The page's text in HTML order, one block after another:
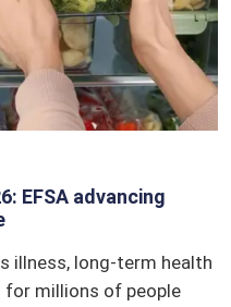
EFSA advancing
illness, long-term health
for millions of people